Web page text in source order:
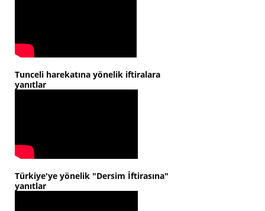
Tunceli harekatına yönelik iftiralara
yanıtlar
Türkiye'ye yönelik "Dersim İftirasına"
yanıtlar